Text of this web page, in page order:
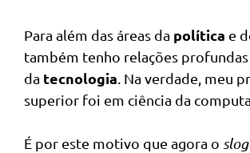
Para além das áreas da política e
também tenho relações profundas
da tecnologia . Na verdade, meu
superior foi em ciência da
É por este motivo que agora o